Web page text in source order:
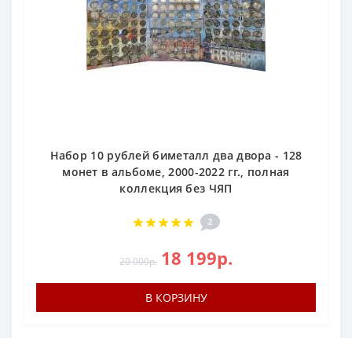
Набор 10 рублей биметалл два двора - 128
монет в альбоме, 2000-2022 гг., полная
коллекция без ЧЯП
2
20 000р. 18 199р.
В КОРЗИНУ